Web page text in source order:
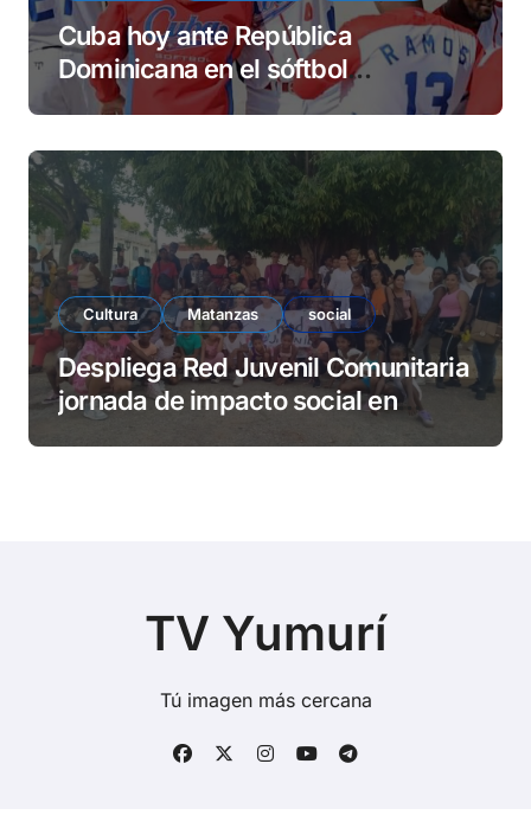
Cuba hoy ante República
Dominicana en el sóftbol
centrocaribeño
Cultura Matanzas social
Despliega Red Juvenil Comunitaria
jornada de impacto social en
TV Yumurí
Tú imagen más cercana